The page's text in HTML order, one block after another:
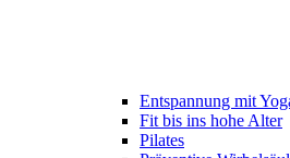
Entspannung mit
Fit bis ins hohe Alter
Pilates